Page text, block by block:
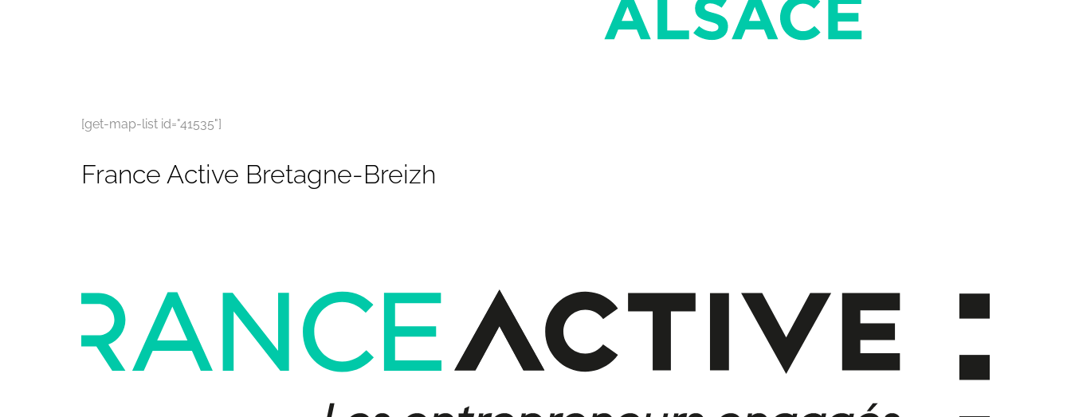
[get-map-list id="41535"]
France Active Bretagne-Breizh